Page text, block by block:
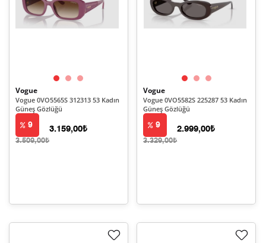
Vogue
Vogue 0VO5565S 312313 53 Kadın
Güneş Gözlüğü
9
3.509,00₺
3.159,00₺
Vogue
Vogue 0VO5582S 225287 53 Kadın
Güneş Gözlüğü
9
3.329,00₺
2.999,00₺